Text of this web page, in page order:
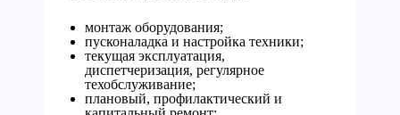
монтаж оборудования;
пусконаладка и настройка техники;
текущая эксплуатация,
диспетчеризация, регулярное
техобслуживание;
плановый, профилактический и